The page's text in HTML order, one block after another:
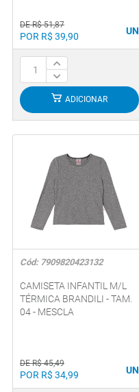
DE R$ 51,87
POR R$ 39,90 UN
ADICIONAR
Cód: 7909820423132
CAMISETA INFANTIL M/L
TÉRMICA BRANDILI - TAM.
04 - MESCLA
DE R$ 45,49
POR R$ 34,99 UN